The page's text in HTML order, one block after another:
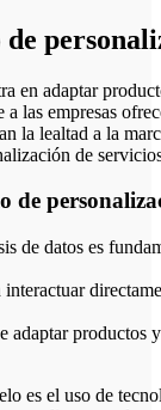
de
las empresas
la lealtad a la
de
de
de datos es
interactuar
adaptar productos
es el uso de